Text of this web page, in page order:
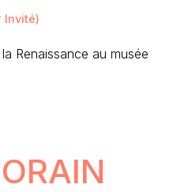
Invité)
Renaissance au musée